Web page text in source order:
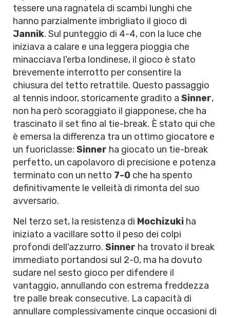
tessere una ragnatela di scambi lunghi che
hanno parzialmente imbrigliato il gioco di
Jannik. Sul punteggio di 4-4, con la luce che
iniziava a calare e una leggera pioggia che
minacciava l'erba londinese, il gioco è stato
brevemente interrotto per consentire la
chiusura del tetto retrattile. Questo passaggio
al tennis indoor, storicamente gradito a Sinner,
non ha però scoraggiato il giapponese, che ha
trascinato il set fino al tie-break. È stato qui che
è emersa la differenza tra un ottimo giocatore e
un fuoriclasse: Sinner ha giocato un tie-break
perfetto, un capolavoro di precisione e potenza
terminato con un netto 7-0 che ha spento
definitivamente le velleità di rimonta del suo
avversario.
Nel terzo set, la resistenza di Mochizuki ha
iniziato a vacillare sotto il peso dei colpi
profondi dell'azzurro. Sinner ha trovato il break
immediato portandosi sul 2-0, ma ha dovuto
sudare nel sesto gioco per difendere il
vantaggio, annullando con estrema freddezza
tre palle break consecutive. La capacità di
annullare complessivamente cinque occasioni di